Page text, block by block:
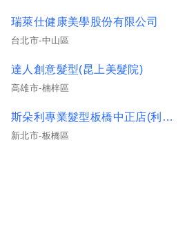
瑞萊仕健康美學股份有限公司
台北市-中山區
達人創意髮型(昆上美髮院)
高雄市-楠梓區
斯朵利專業髮型板橋中正店(利騰美髮店)
新北市-板橋區